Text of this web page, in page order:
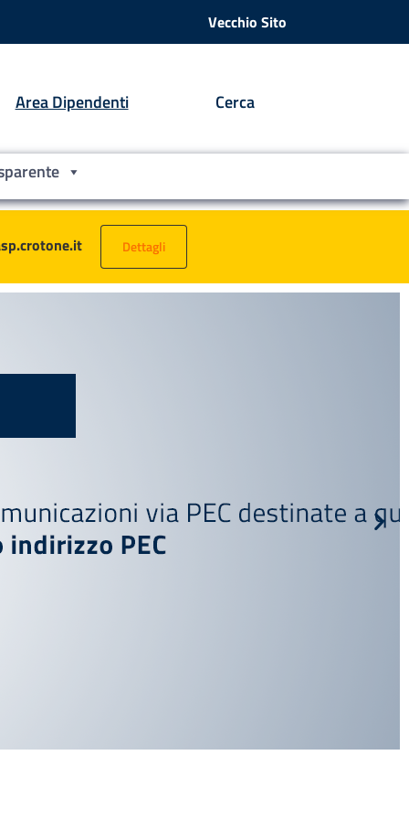
Vecchio Sito
Area Dipendenti Cerca
Dettagli